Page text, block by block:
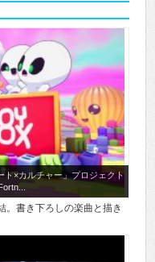
×カルチャー」プロジェクト
。書き下ろしの楽曲と描き